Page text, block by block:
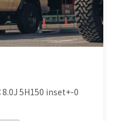
5H150 inset+-0